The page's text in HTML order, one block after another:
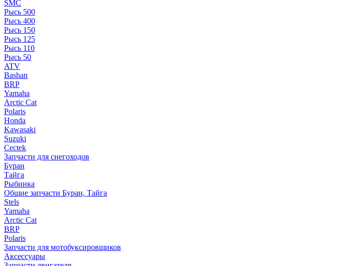
SMC
Рысь 500
Рысь 400
Рысь 150
Рысь 125
Рысь 110
Рысь 50
ATV
Bashan
BRP
Yamaha
Arctic Cat
Polaris
Honda
Kawasaki
Suzuki
Cectek
Запчасти для снегоходов
Буран
Тайга
Рыбинка
Общие запчасти Буран, Тайга
Stels
Yamaha
Arctic Cat
BRP
Polaris
Запчасти для мотобуксировщиков
Аксессуары